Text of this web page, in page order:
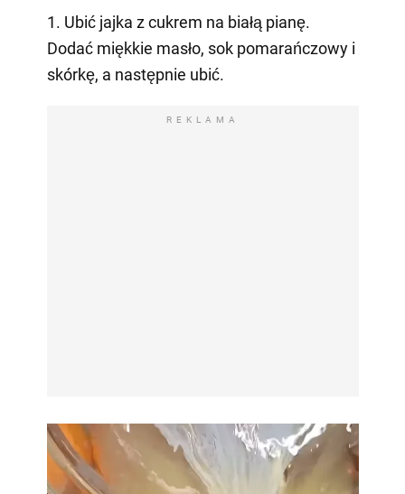
1. Ubić jajka z cukrem na białą pianę.
Dodać miękkie masło, sok pomarańczowy i
skórkę, a następnie ubić.
REKLAMA